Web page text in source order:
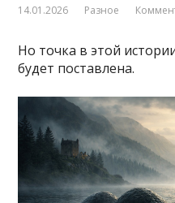
14.01.2026 Разное
Но точка в этой
будет поставлена.